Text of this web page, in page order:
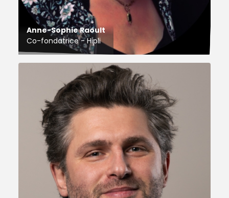
Anne-Sophie Raoult
Co-fondatrice - Hipli